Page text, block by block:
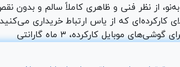
از نظر فنی و ظاهری کاملاً سالم و بدون
کارکرده‌ای که از یاس ارتباط خریداری
شامل ۷ روز مهلت تست و ضمانت اصالت کالا است. به طور خاص برای گوشی‌های موبایل کارکرده، ۳ ماه گارانتی
طیف وسیعی از محصولات دیجیتال
کیس و آل این وان کارکرده را با